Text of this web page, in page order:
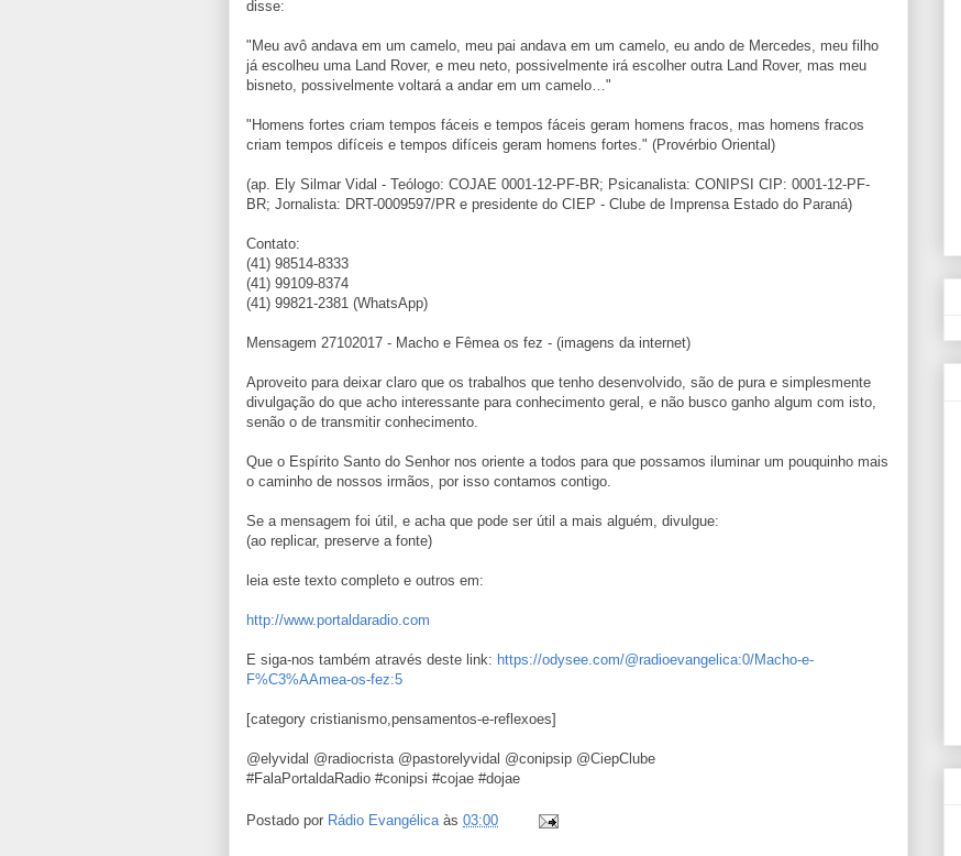
disse:
"Meu avô andava em um camelo, meu pai andava em um camelo, eu ando de Mercedes, meu filho
já escolheu uma Land Rover, e meu neto, possivelmente irá escolher outra Land Rover, mas meu
bisneto, possivelmente voltará a andar em um camelo…"
"Homens fortes criam tempos fáceis e tempos fáceis geram homens fracos, mas homens fracos
criam tempos difíceis e tempos difíceis geram homens fortes." (Provérbio Oriental)
(ap. Ely Silmar Vidal - Teólogo: COJAE 0001-12-PF-BR; Psicanalista: CONIPSI CIP: 0001-12-PF-
BR; Jornalista: DRT-0009597/PR e presidente do CIEP - Clube de Imprensa Estado do Paraná)
Contato:
(41) 98514-8333
(41) 99109-8374
(41) 99821-2381 (WhatsApp)
Mensagem 27102017 - Macho e Fêmea os fez - (imagens da internet)
Aproveito para deixar claro que os trabalhos que tenho desenvolvido, são de pura e simplesmente
divulgação do que acho interessante para conhecimento geral, e não busco ganho algum com isto,
senão o de transmitir conhecimento.
Que o Espírito Santo do Senhor nos oriente a todos para que possamos iluminar um pouquinho mais
o caminho de nossos irmãos, por isso contamos contigo.
Se a mensagem foi útil, e acha que pode ser útil a mais alguém, divulgue:
(ao replicar, preserve a fonte)
leia este texto completo e outros em:
http://www.portaldaradio.com
E siga-nos também através deste link: https://odysee.com/@radioevangelica:0/Macho-e-
F%C3%AAmea-os-fez:5
[category cristianismo,pensamentos-e-reflexoes]
@elyvidal @radiocrista @pastorelyvidal @conipsip @CiepClube
#FalaPortaldaRadio #conipsi #cojae #dojae
Postado por Rádio Evangélica às 03:00